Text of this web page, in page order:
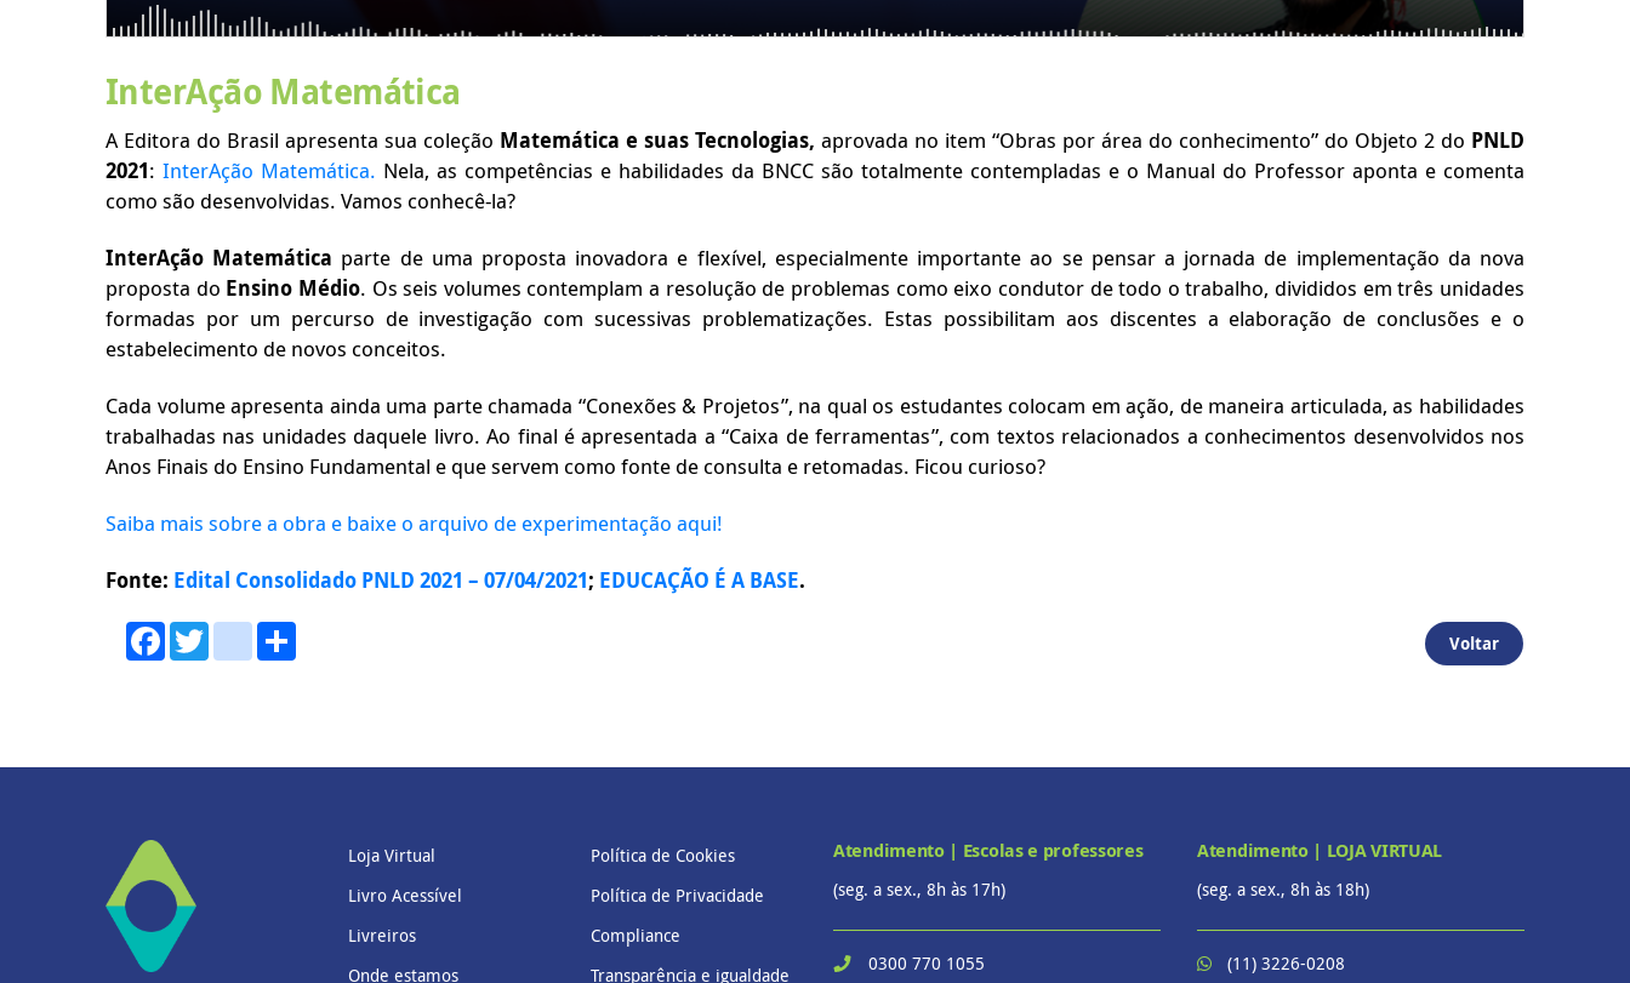
InterAção Matemática
A Editora do Brasil apresenta sua coleção Matemática e suas Tecnologias, aprovada no item “Obras por área do conhecimento” do Objeto 2 do PNLD
2021: InterAção Matemática. Nela, as competências e habilidades da BNCC são totalmente contempladas e o Manual do Professor aponta e comenta
como são desenvolvidas. Vamos conhecê-la?
InterAção Matemática parte de uma proposta inovadora e flexível, especialmente importante ao se pensar a jornada de implementação da nova
proposta do Ensino Médio. Os seis volumes contemplam a resolução de problemas como eixo condutor de todo o trabalho, divididos em três unidades
formadas por um percurso de investigação com sucessivas problematizações. Estas possibilitam aos discentes a elaboração de conclusões e o
estabelecimento de novos conceitos.
Cada volume apresenta ainda uma parte chamada “Conexões & Projetos”, na qual os estudantes colocam em ação, de maneira articulada, as habilidades
trabalhadas nas unidades daquele livro. Ao final é apresentada a “Caixa de ferramentas”, com textos relacionados a conhecimentos desenvolvidos nos
Anos Finais do Ensino Fundamental e que servem como fonte de consulta e retomadas. Ficou curioso?
Saiba mais sobre a obra e baixe o arquivo de experimentação aqui!
Fonte: Edital Consolidado PNLD 2021 – 07/04/2021; EDUCAÇÃO É A BASE.
FacebookTwitteryoutube
Voltar
Loja Virtual
Livro Acessível
Livreiros
Onde estamos
Política de Cookies
Política de Privacidade
Compliance
Transparência e igualdade
Atendimento | Escolas e professores
(seg. a sex., 8h às 17h)
0300 770 1055
Atendimento | LOJA VIRTUAL
(seg. a sex., 8h às 18h)
(11) 3226-0208